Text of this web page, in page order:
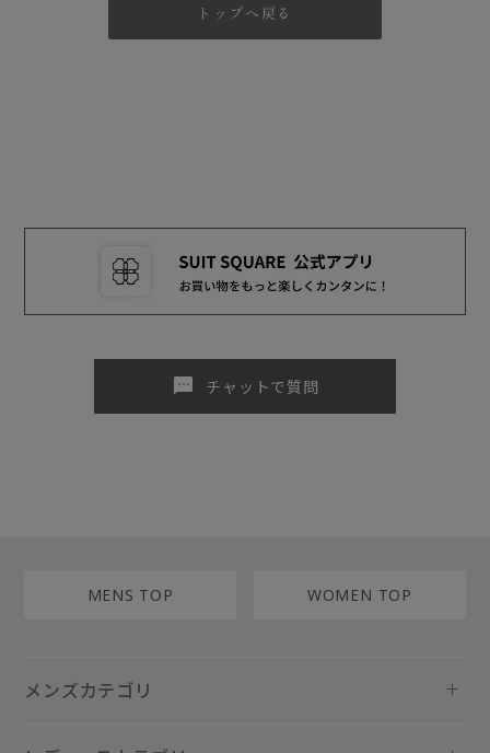
トップへ戻る
sms チャットで質問
MENS TOP WOMEN TOP
メンズカテゴリ